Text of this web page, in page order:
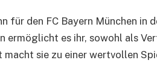
für den FC Bayern München in
ermöglicht es ihr, sowohl als
sie zu einer wertvollen